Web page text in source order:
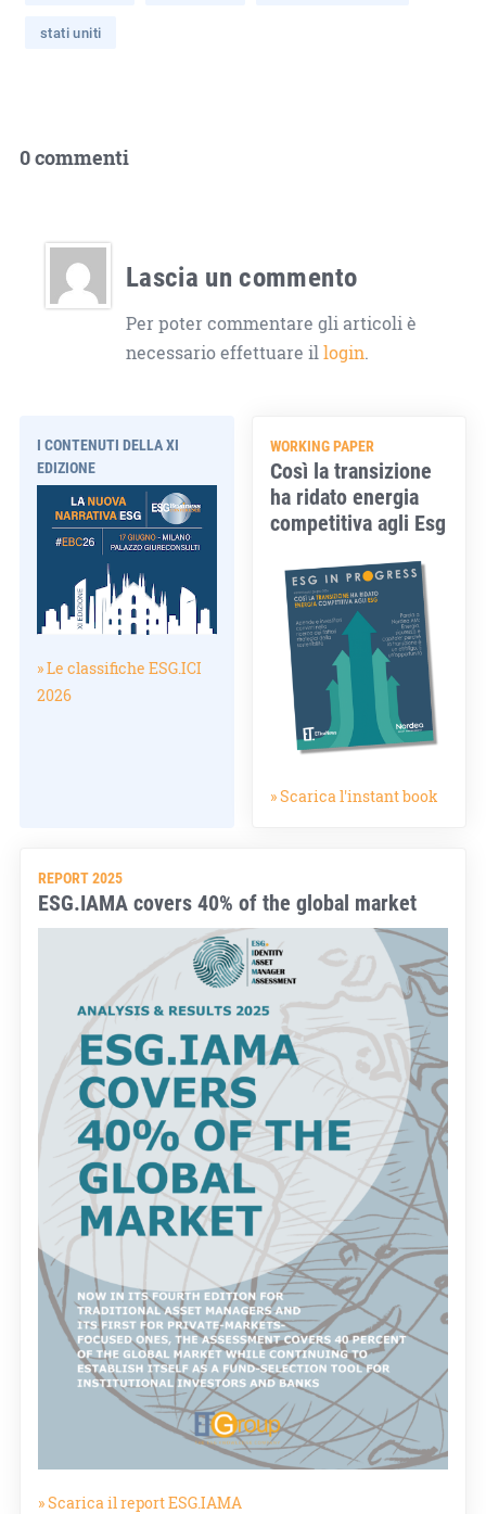
stati uniti
0 commenti
Lascia un commento
Per poter commentare gli articoli è
necessario effettuare illogin.
I CONTENUTI DELLA XI
EDIZIONE
» Le classifiche ESG.ICI
2026
WORKING PAPER
Così la transizione
ha ridato energia
competitiva agli Esg
» Scarica l'instant book
REPORT 2025
ESG.IAMA covers 40% of the global market
» Scarica il report ESG.IAMA